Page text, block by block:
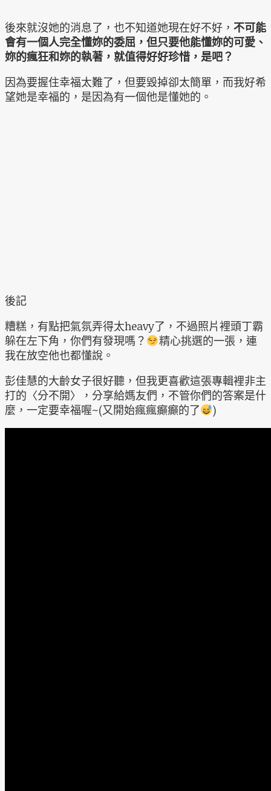
後來就沒她的消息了，也不知道她現在好不好， 不可能
會有一個人完全懂妳的委屈，但只要他能懂妳的可愛、
妳的瘋狂和妳的執著，就值得好好珍惜，是吧？
因為要握住幸福太難了，但要毀掉卻太簡單，而我好希
望她是幸福的，是因為有一個他是懂她的。
後記
糟糕，有點把氣氛弄得太heavy了，不過照片裡頭丁霸
躲在左下角，你們有發現嗎？
精心挑選的一張，連
我在放空他也都懂說。
彭佳慧的大齡女子很好聽，但我更喜歡這張專輯裡非主
打的〈分不開〉，分享給媽友們，不管你們的答案是什
麼，一定要幸福喔~(又開始瘋瘋癲癲的了
)